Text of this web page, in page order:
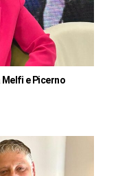
Melfi e Picerno